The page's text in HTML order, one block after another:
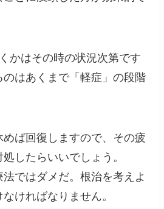
かはその時の状況次第です
のはあくまで「軽症」の段階
ば回復しますので、その疲
したらいいでしょう。
ではダメだ。根治を考えよ
ければなりません。